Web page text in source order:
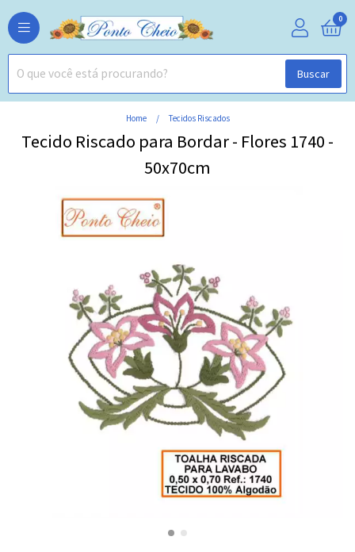
Buscar
0
Home Tecidos Riscados
Tecido Riscado para Bordar - Flores 1740 -
50x70cm